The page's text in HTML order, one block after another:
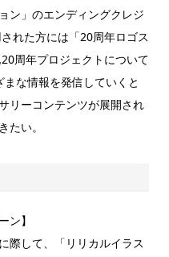
ン」のエンディングクレジ
れた方には「20周年ロゴス
周年プロジェクトについて
な情報を発信していくと
リーコンテンツが展開され
たい。
ン】
際して、「リリカルイラス